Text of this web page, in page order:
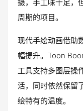
摄，手工味十足，
周期的项目。
现代手绘动画借助
幅提升。Toon
工具支持多图层操
活，同时依然保留
绘特有的温度。